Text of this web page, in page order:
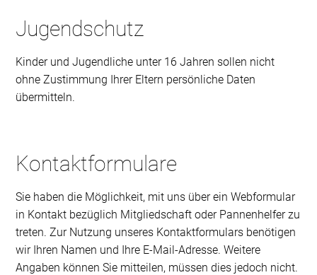
Jugendschutz
Kinder und Jugendliche unter 16 Jahren sollen nicht
ohne Zustimmung Ihrer Eltern persönliche Daten
übermitteln.
Kontaktformulare
Sie haben die Möglichkeit, mit uns über ein Webformular
in Kontakt bezüglich Mitgliedschaft oder Pannenhelfer zu
treten. Zur Nutzung unseres Kontaktformulars benötigen
wir Ihren Namen und Ihre E-Mail-Adresse. Weitere
Angaben können Sie mitteilen, müssen dies jedoch nicht.